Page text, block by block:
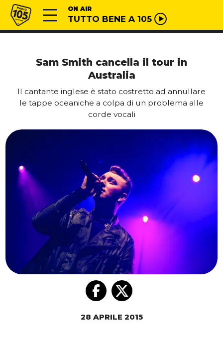
Vai al contenuto
Radio 105 ON AIR
TUTTO BENE A 105
Sam Smith cancella il tour in
Australia
Il cantante inglese è stato costretto ad annullare
le tappe oceaniche a colpa di un problema alle
corde vocali
28 APRILE 2015